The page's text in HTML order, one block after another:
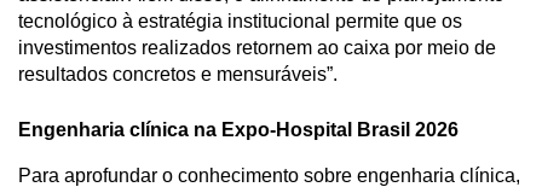
tecnológico à estratégia institucional permite que os
investimentos realizados retornem ao caixa por meio de
resultados concretos e mensuráveis”.
Engenharia clínica na Expo-Hospital Brasil 2026
Para aprofundar o conhecimento sobre engenharia clínica,